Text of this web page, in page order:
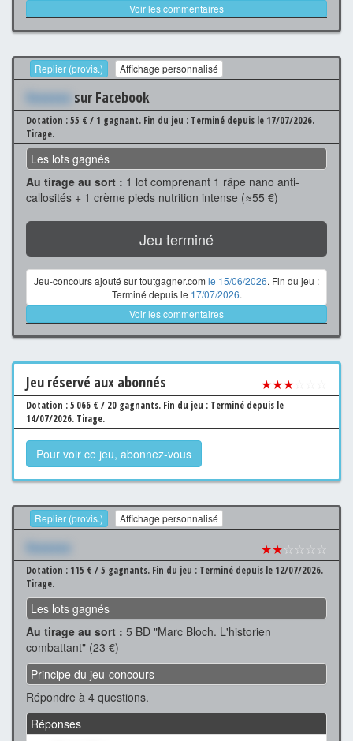
Voir les commentaires
Replier (provis.) Affichage personnalisé
Xxxxxxx sur Facebook
Dotation : 55 € / 1 gagnant. Fin du jeu : Terminé depuis le 17/07/2026.
Tirage.
Les lots gagnés
Au tirage au sort : 1 lot comprenant 1 râpe nano anti-
callosités + 1 crème pieds nutrition intense (≈55 €)
Jeu terminé
Jeu-concours ajouté sur toutgagner.com le 15/06/2026. Fin du jeu :
Terminé depuis le 17/07/2026.
Voir les commentaires
Jeu réservé aux abonnés ★★★
Dotation : 5 066 € / 20 gagnants. Fin du jeu : Terminé depuis le
14/07/2026. Tirage.
Pour voir ce jeu, abonnez-vous
Replier (provis.) Affichage personnalisé
Xxxxxxx ★★☆☆☆☆
Dotation : 115 € / 5 gagnants. Fin du jeu : Terminé depuis le 12/07/2026.
Tirage.
Les lots gagnés
Au tirage au sort : 5 BD "Marc Bloch. L'historien
combattant" (23 €)
Principe du jeu-concours
Répondre à 4 questions.
Réponses